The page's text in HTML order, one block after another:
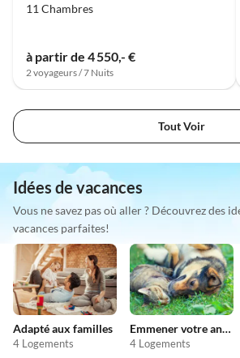
11 Chambres
à partir de 4 550,- €
2 voyageurs / 7 Nuits
Tout Voir
Idées de vacances
Vous ne savez pas où aller ? Découvrez des
vacances parfaites!
Adapté aux familles
4 Logements
Emmener votre animal en vacances
4 Logements